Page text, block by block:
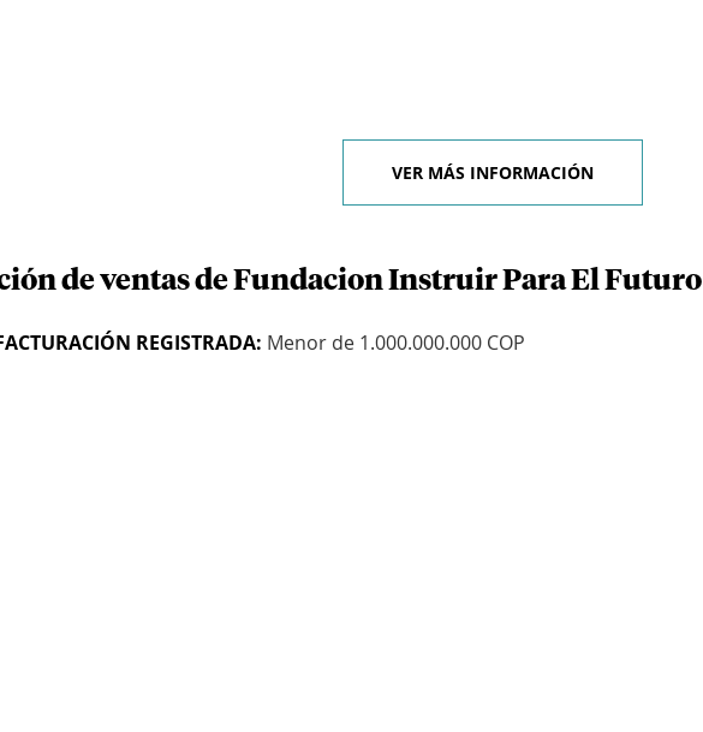
VER MÁS INFORMACIÓN
de ventas de Fundacion Instruir Para El Futuro
REGISTRADA: Menor de 1.000.000.000 COP